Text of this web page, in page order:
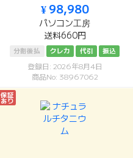
¥ 98,980
パソコン工房
送料660円
分割後払 クレカ 代引 振込
登録日: 2026年8月4日
商品No: 38967062
保証
あり